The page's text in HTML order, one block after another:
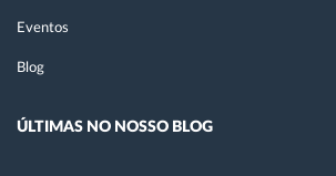
Eventos
Blog
ÚLTIMAS NO NOSSO BLOG